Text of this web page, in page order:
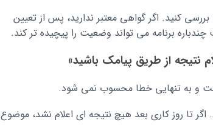
کنید. اگر گواهی معتبر ندارید، پس از تعیین
برنامه می تواند وضعیت را پیچیده تر کند.
و به تنهایی خطا محسوب نمی شود.
تا روز کاری بعد هیچ نتیجه ای اعلام نشد، موضوع